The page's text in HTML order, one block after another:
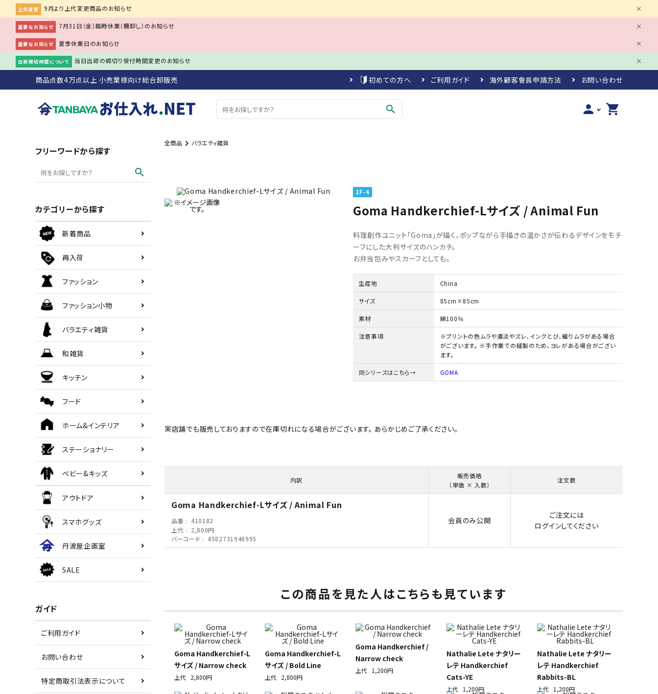
上代変更 9月より上代変更商品のお知らせ
重要なお知らせ 7月31日（金）臨時休業（棚卸し）のお知らせ
重要なお知らせ 夏季休業日のお知らせ
出荷締切時間について 当日出荷の締切り受付時間変更のお知らせ
商品点数4万点以上 小売業様向け総合卸販売 初めての方へ ご利用ガイド 海外顧客會員申請方法 お問い合わせ
search person shopping_cart
ACCOUNT MENU
ログイン 会員登録
初めての方へ
ご利用ガイド
海外顧客 會員申請?法
プライバシーポリシー
特定商取引法について
お問い合わせ
全商品 バラエティ雑貨
2F-4
Goma Handkerchief-Lサイズ / Animal Fun
料理創作ユニット「Goma」が描く、ポップながら手描きの温かさが伝わるデザインをモチ
ーフにした大判サイズのハンカチ。
お弁当包みやスカーフとしても。
生産地 China
サイズ 85cm×85cm
素材 綿100％
注意事項
※プリントの色ムラや濃淡やズレ、インクとび、織りムラがある場合
がございます。 ※手作業での縫製のため、ヨレがある場合がござい
ます。
同シリーズはこちら→ GOMA
実店舗でも販売しておりますので在庫切れになる場合がございます。 あらかじめご了承ください。
内訳
販売価格
（単価 × 入数）
注文数
Goma Handkerchief-Lサイズ / Animal Fun
品番
410182
上代
2,800円
バーコード
4582731946995
会員のみ公開
ご注文には
ログインしてください
この商品を見た人はこちらも見ています
Goma Handkerchief-L
サイズ / Narrow check
上代 2,800円
Goma Handkerchief-L
サイズ / Bold Line
上代 2,800円
Goma Handkerchief /
Narrow check
上代 1,200円
Nathalie Lete ナタリー
レテ Handkerchief
Cats-YE
上代 1,200円
Nathalie Lete ナタリー
レテ Handkerchief
Rabbits-BL
上代 1,200円
フリーワードから探す
search
カテゴリーから探す
新着商品
再入荷
ファッション
ファッション小物
バラエティ雑貨
和雑貨
キッチン
フード
ホーム&インテリア
ステーショナリー
ベビー&キッズ
アウトドア
スマホグッズ
丹波屋企画室
SALE
ガイド
ご利用ガイド
お問い合わせ
特定商取引法表示について